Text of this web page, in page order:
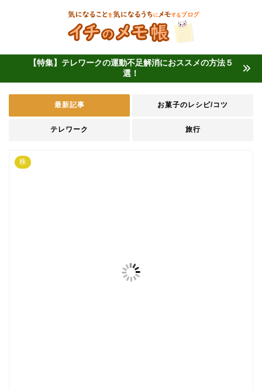
【特集】テレワークの運動不足解消におススメの方法５
選！
最新記事 お菓子のレシピ/コツ
テレワーク 旅行
株